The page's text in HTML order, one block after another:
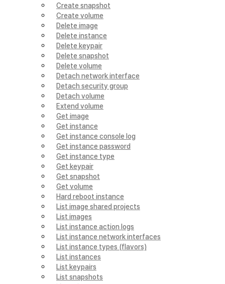
Create snapshot
Create volume
Delete image
Delete instance
Delete keypair
Delete snapshot
Delete volume
Detach network interface
Detach security group
Detach volume
Extend volume
Get image
Get instance
Get instance console log
Get instance password
Get instance type
Get keypair
Get snapshot
Get volume
Hard reboot instance
List image shared projects
List images
List instance action logs
List instance network interfaces
List instance types (flavors)
List instances
List keypairs
List snapshots